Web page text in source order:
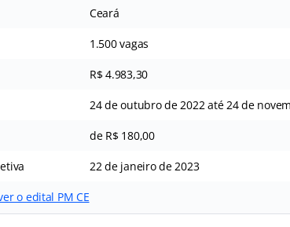
Ceará
1.500 vagas
R$ 4.983,30
24 de outubro de 2022 até 24 de
de R$ 180,00
22 de janeiro de 2023
o edital PM CE